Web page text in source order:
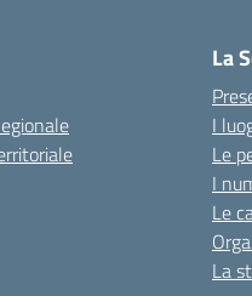
La
I
Le
I
Le
La